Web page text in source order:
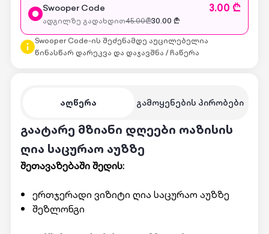
აღწერა გამოყენების პირობები
გაატარე მზიანი დღეები ოაზისის
ღია საცურაო აუზზე
შეთავაზებაში შედის:
ერთჯერადი ვიზიტი ღია საცურაო აუზზე
შეზლონგი
Swooper Code 3.00 ₾
ადგილზე გადახდით45.00₾30.00 ₾
Swooper Code-ის შეძენამდე აუცილებელია
წინასწარ დარეკვა და დაჯავშნა / ჩაწერა